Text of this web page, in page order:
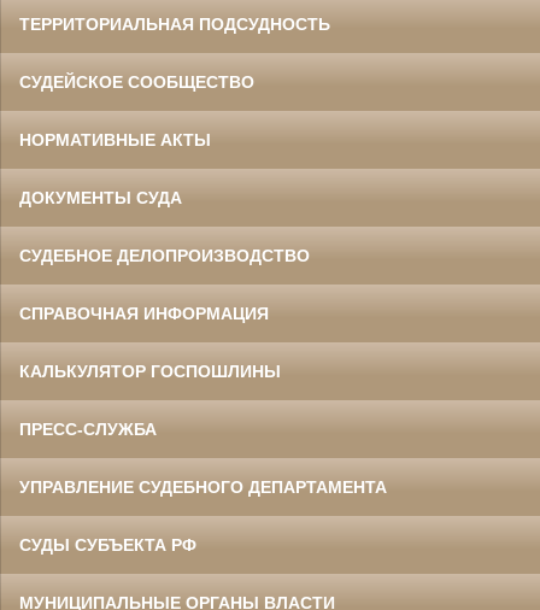
ТЕРРИТОРИАЛЬНАЯ ПОДСУДНОСТЬ
СУДЕЙСКОЕ СООБЩЕСТВО
НОРМАТИВНЫЕ АКТЫ
ДОКУМЕНТЫ СУДА
СУДЕБНОЕ ДЕЛОПРОИЗВОДСТВО
СПРАВОЧНАЯ ИНФОРМАЦИЯ
КАЛЬКУЛЯТОР ГОСПОШЛИНЫ
ПРЕСС-СЛУЖБА
УПРАВЛЕНИЕ СУДЕБНОГО ДЕПАРТАМЕНТА
СУДЫ СУБЪЕКТА РФ
МУНИЦИПАЛЬНЫЕ ОРГАНЫ ВЛАСТИ